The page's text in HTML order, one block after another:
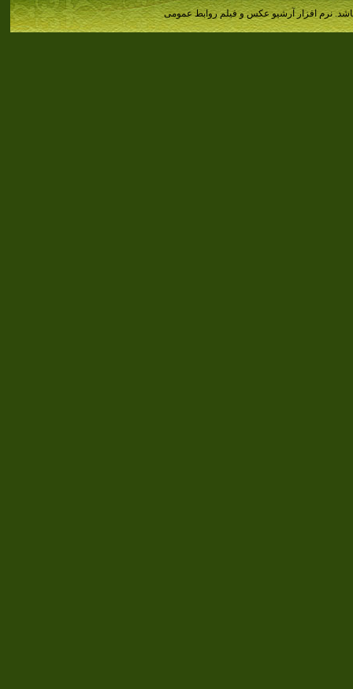
نرم افزار آرشیو عکس و فیلم روابط عمومی